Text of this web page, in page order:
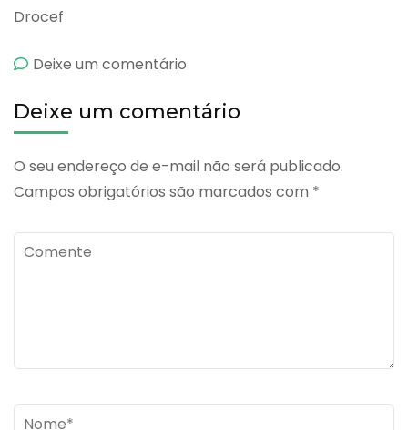
Drocef
Deixe um comentário
Deixe um comentário
O seu endereço de e-mail não será publicado.
Campos obrigatórios são marcados com *
Comente
Name*